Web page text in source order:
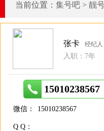
当前位置： 集号吧 > 靓
张卡 经纪人
入职：7年
15010238567
微信： 15010238567
Q Q：